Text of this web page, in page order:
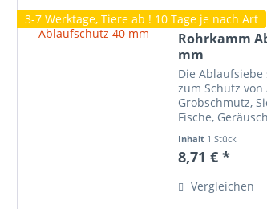
3-7 Werktage, Tiere ab ! 10 Tage je nach Art
Rohrkamm
mm
Die Ablaufsiebe
zum Schutz
Grobschmutz,
Fische,
Inhalt 1 Stück
8,71 € *
Vergleichen